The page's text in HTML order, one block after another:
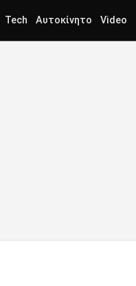
Tech Αυτοκίνητο Video